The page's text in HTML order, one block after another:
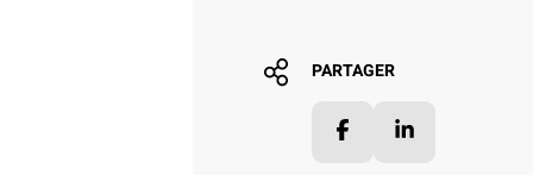
PARTAGER
Facebook